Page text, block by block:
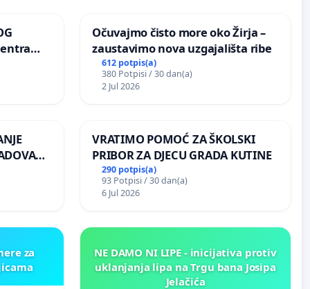
stabala
Očuvajmo čisto more oko Žirja –
zaustavimo nova uzgajališta ribe
612 potpis(a)
380 Potpisi / 30 dan(a)
2 Jul 2026
VRATIMO POMOĆ ZA ŠKOLSKI
PRIBOR ZA DJECU GRADA KUTINE
290 potpis(a)
93 Potpisi / 30 dan(a)
6 Jul 2026
za
NE DAMO NI LIPE - inicijativa protiv
uklanjanja lipa na Trgu bana Josipa
Jelačića